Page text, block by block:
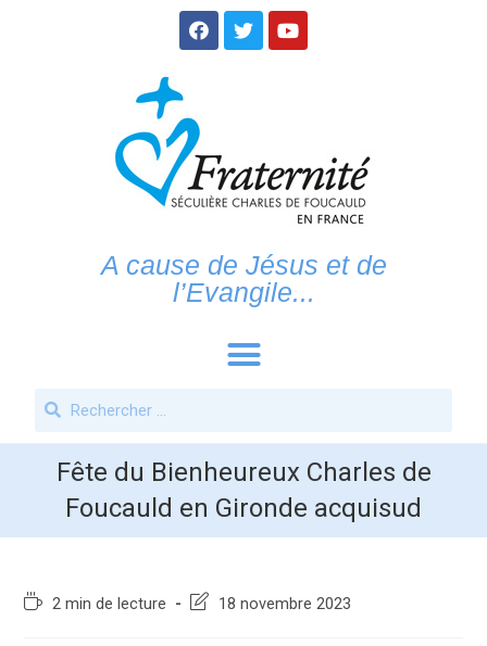
A cause de Jésus et de
l’Evangile...
Fête du Bienheureux Charles de
Foucauld en Gironde acquisud
2 min de lecture 18 novembre 2023